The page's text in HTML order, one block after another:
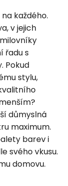
každého.
v jejich
řadu s
Pokud
stylu,
důmyslná
maximum.
barev i
svého vkusu.
domovu.